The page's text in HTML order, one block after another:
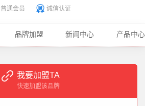
普通会员 诚信认证
品牌加盟 新闻中心 产品中心
我要加盟TA
快速加盟该品牌